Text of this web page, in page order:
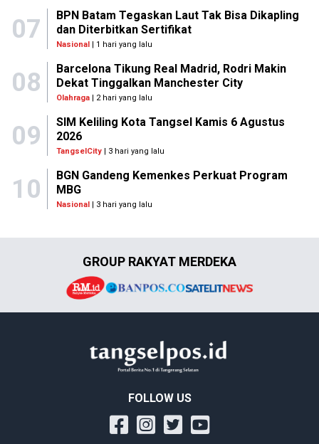
07
BPN Batam Tegaskan Laut Tak Bisa Dikapling
dan Diterbitkan Sertifikat
Nasional| 1 hari yang lalu
08
Barcelona Tikung Real Madrid, Rodri Makin
Dekat Tinggalkan Manchester City
Olahraga| 2 hari yang lalu
09
SIM Keliling Kota Tangsel Kamis 6 Agustus
2026
TangselCity| 3 hari yang lalu
10
BGN Gandeng Kemenkes Perkuat Program
MBG
Nasional| 3 hari yang lalu
GROUP RAKYAT MERDEKA
FOLLOW US